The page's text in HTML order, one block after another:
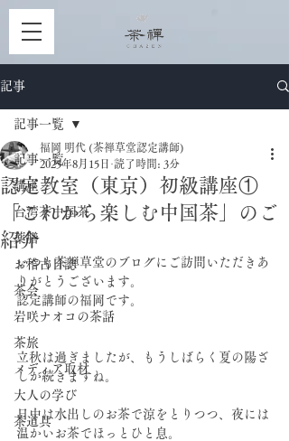
記事
記事一覧
講座
台湾茶中国茶
薬膳
お稽古日誌
茶会
岩咲ナオコの茶話
茶旅
メディア取材
大人の学び
茶道具
記事一覧
認定教室（東京）初級講座①
「これから楽しむ中国茶」のご
紹介
福岡 明代 (茶禅草堂認定講師)
2025年8月15日 読了時間: 3分
いつも茶禅草堂のブログにご訪問いただきあ
りがとうございます。
認定講師の福岡です。
立秋は過ぎましたが、もうしばらく夏の陽ざ
しが続きますね。
日中は水出しのお茶で涼をとりつつ、夜には
温かいお茶でほっとひと息。